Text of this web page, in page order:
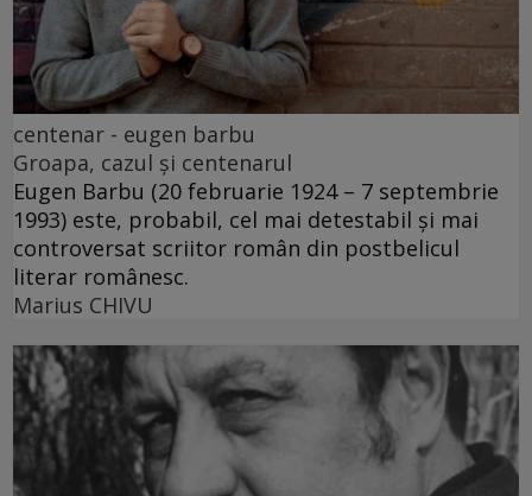
centenar - eugen barbu
Groapa, cazul și centenarul
Eugen Barbu (20 februarie 1924 – 7 septembrie
1993) este, probabil, cel mai detestabil și mai
controversat scriitor român din postbelicul
literar românesc.
Marius CHIVU